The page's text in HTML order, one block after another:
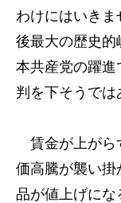
わけにはいき
後最大の歴史的
本共産党の躍進
判を下そうでは
賃金が上がら
価高騰が襲い
品が値上げに